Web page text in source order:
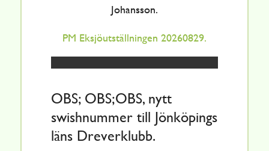
Johansson.
PM Eksjöutställningen 20260829.
OBS; OBS;OBS, nytt
swishnummer till Jönköpings
läns Dreverklubb.